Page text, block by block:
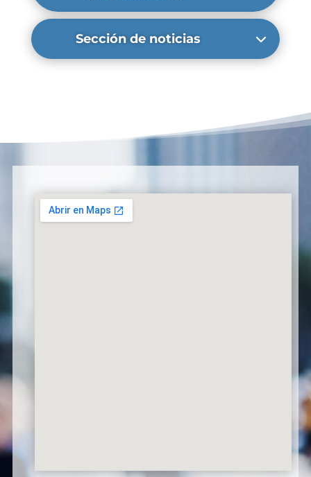
Sección de noticias